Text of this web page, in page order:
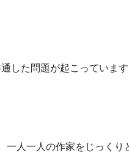
した問題が起こっていま
人一人の作家をじっくり